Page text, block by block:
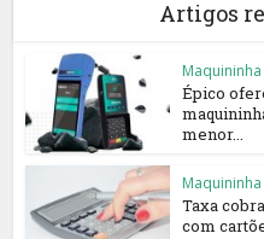
Artigos
Maquininha
Épico
menor...
Maquininha
Taxa
com